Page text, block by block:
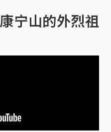
宁山的外烈祖